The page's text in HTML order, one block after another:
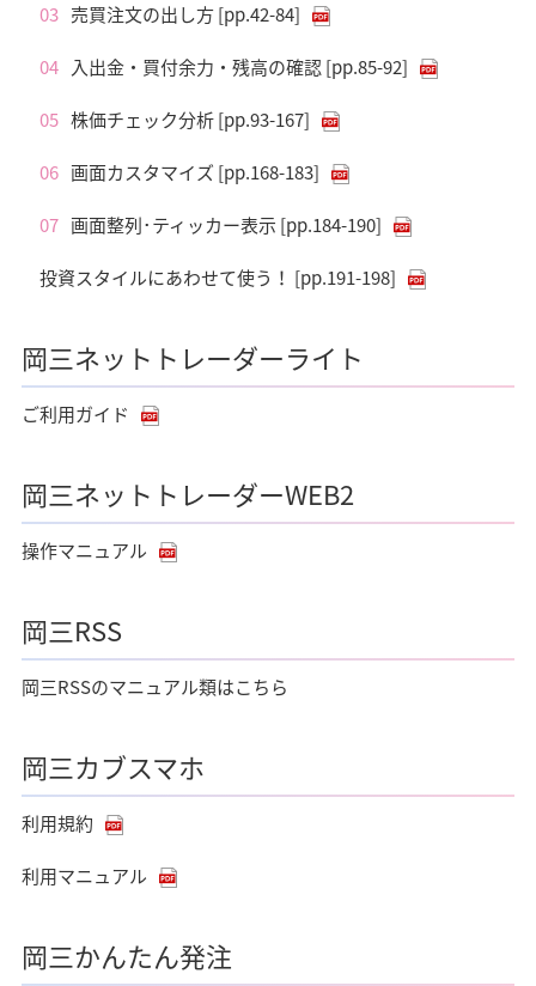
03 売買注文の出し方 [pp.42-84]
04 入出金・買付余力・残高の確認 [pp.85-92]
05 株価チェック分析 [pp.93-167]
06 画面カスタマイズ [pp.168-183]
07 画面整列･ティッカー表示 [pp.184-190]
投資スタイルにあわせて使う！ [pp.191-198]
岡三ネットトレーダーライト
ご利用ガイド
岡三ネットトレーダーWEB2
操作マニュアル
岡三RSS
岡三RSSのマニュアル類はこちら
岡三カブスマホ
利用規約
利用マニュアル
岡三かんたん発注